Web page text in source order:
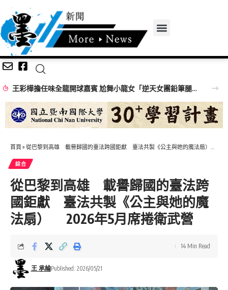
王彩樺擔任味全龍開球嘉賓 尬舞小龍女「逆天女團鉛筆腿」搶鏡
首頁 » 從巴黎到高雄 載譽歸國的臺法跨國鉅獻 臺法共製《公主與她的魔法扇） 2026年5月席捲衛武營
綜合
從巴黎到高雄 載譽歸國的臺法跨
國鉅獻 臺法共製《公主與她的魔
法扇） 2026年5月席捲衛武營
王 承綸Published: 2026/05/21
14 Min Read